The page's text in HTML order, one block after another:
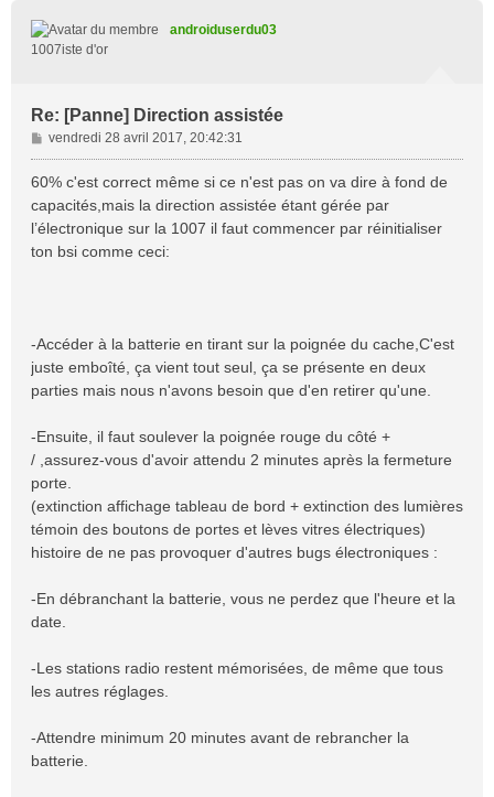
androiduserdu03
1007iste d'or
Re: [Panne] Direction assistée
M
e
s
a
g
e
vendredi 28 avril 2017, 20:42:31
60% c'est correct même si ce n'est pas on va dire à fond de
capacités,mais la direction assistée étant gérée par
l’électronique sur la 1007 il faut commencer par réinitialiser
ton bsi comme ceci:
-Accéder à la batterie en tirant sur la poignée du cache,C'est
juste emboîté, ça vient tout seul, ça se présente en deux
parties mais nous n'avons besoin que d'en retirer qu'une.
-Ensuite, il faut soulever la poignée rouge du côté +
/ ,assurez-vous d'avoir attendu 2 minutes après la fermeture
porte.
(extinction affichage tableau de bord + extinction des lumières
témoin des boutons de portes et lèves vitres électriques)
histoire de ne pas provoquer d'autres bugs électroniques :
-En débranchant la batterie, vous ne perdez que l'heure et la
date.
-Les stations radio restent mémorisées, de même que tous
les autres réglages.
-Attendre minimum 20 minutes avant de rebrancher la
batterie.